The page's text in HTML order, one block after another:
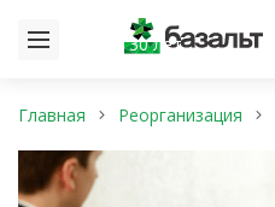
30 лет
Главная Реорганизация